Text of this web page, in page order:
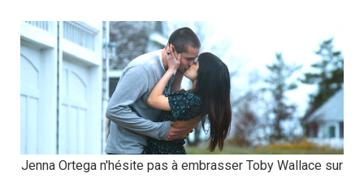
Jenna Ortega n'hésite pas à embrasser Toby Wallace sur